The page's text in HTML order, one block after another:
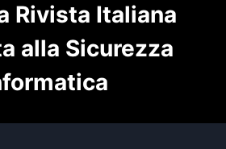
Rivista Italiana
alla Sicurezza